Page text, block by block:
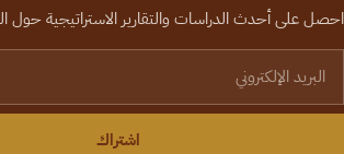
احصل على أحدث الدراسات والتقارير الاستراتيجية حول
اشتراك